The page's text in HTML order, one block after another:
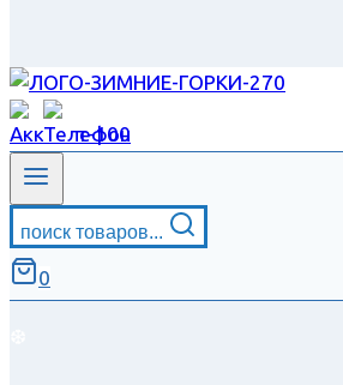
поиск товаров...
0